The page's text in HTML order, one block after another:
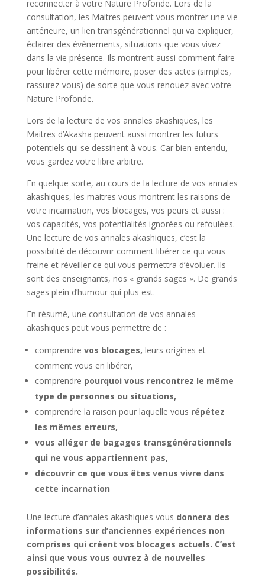
reconnecter à votre Nature Profonde. Lors de la
consultation, les Maitres peuvent vous montrer une vie
antérieure, un lien transgénérationnel qui va expliquer,
éclairer des évènements, situations que vous vivez
dans la vie présente. Ils montrent aussi comment faire
pour libérer cette mémoire, poser des actes (simples,
rassurez-vous) de sorte que vous renouez avec votre
Nature Profonde.
Lors de la lecture de vos annales akashiques, les
Maitres d’Akasha peuvent aussi montrer les futurs
potentiels qui se dessinent à vous. Car bien entendu,
vous gardez votre libre arbitre.
En quelque sorte, au cours de la lecture de vos annales
akashiques, les maitres vous montrent les raisons de
votre incarnation, vos blocages, vos peurs et aussi :
vos capacités, vos potentialités ignorées ou refoulées.
Une lecture de vos annales akashiques, c’est la
possibilité de découvrir comment libérer ce qui vous
freine et réveiller ce qui vous permettra d’évoluer. Ils
sont des enseignants, nos « grands sages ». De grands
sages plein d’humour qui plus est.
En résumé, une consultation de vos annales
akashiques peut vous permettre de :
comprendre vos blocages, leurs origines et
comment vous en libérer,
comprendre pourquoi vous rencontrez le même
type de personnes ou situations,
comprendre la raison pour laquelle vous répétez
les mêmes erreurs,
vous alléger de bagages transgénérationnels
qui ne vous appartiennent pas,
découvrir ce que vous êtes venus vivre dans
cette incarnation
Une lecture d’annales akashiques vous donnera des
informations sur d’anciennes expériences non
comprises qui créent vos blocages actuels. C’est
ainsi que vous vous ouvrez à de nouvelles
possibilités.